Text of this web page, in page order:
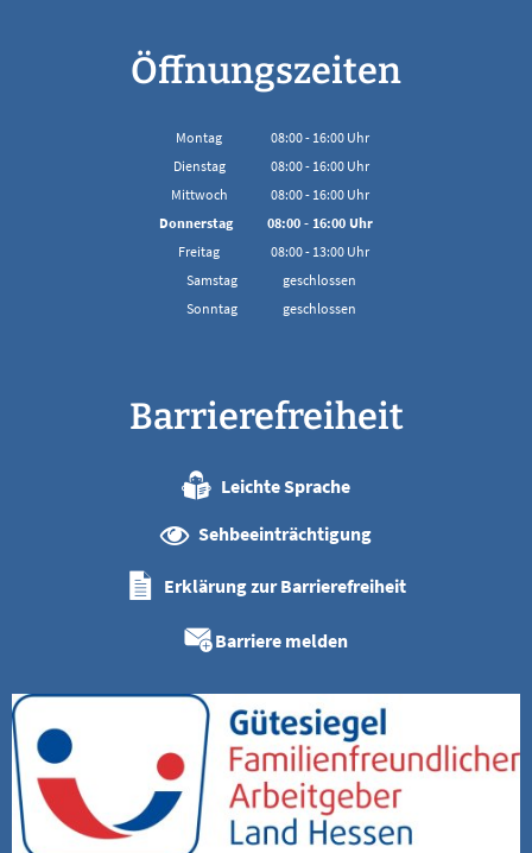
Öffnungszeiten
Montag 08:00- 16:00Uhr
Von 08:00 bis 16:00 Uhr
Dienstag 08:00- 16:00Uhr
Von 08:00 bis 16:00 Uhr
Mittwoch 08:00- 16:00Uhr
Von 08:00 bis 16:00 Uhr
Donnerstag 08:00- 16:00Uhr
Von 08:00 bis 16:00 Uhr
Freitag 08:00- 13:00Uhr
Samstag
geschlossen
Sonntag
geschlossen
Barrierefreiheit
Leichte Sprache
Sehbeeinträchtigung
Erklärung zur Barrierefreiheit
Barriere melden